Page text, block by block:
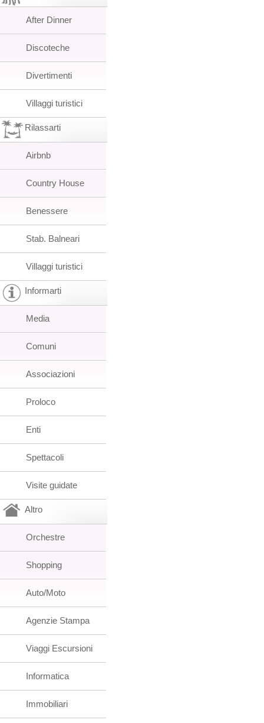
After Dinner
Discoteche
Divertimenti
Villaggi turistici
Rilassarti
Airbnb
Country House
Benessere
Stab. Balneari
Villaggi turistici
Informarti
Media
Comuni
Associazioni
Proloco
Enti
Spettacoli
Visite guidate
Altro
Orchestre
Shopping
Auto/Moto
Agenzie Stampa
Viaggi Escursioni
Informatica
Immobiliari